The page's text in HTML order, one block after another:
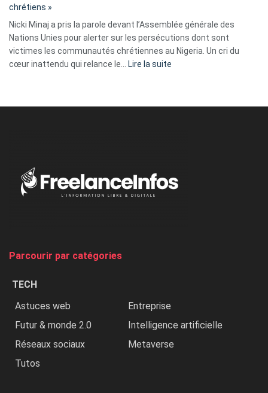
ses
tripes »
chrétiens »
Nicki Minaj a pris la parole devant l’Assemblée générale des
Nations Unies pour alerter sur les persécutions dont sont
victimes les communautés chrétiennes au Nigeria. Un cri du
cœur inattendu qui relance le…
Lire la suite
Nigeria,
Parcourir par catégories
TECH
Astuces web
Entreprise
Futur & monde 2.0
Intelligence artificielle
Réseaux sociaux
Metaverse
Tutos